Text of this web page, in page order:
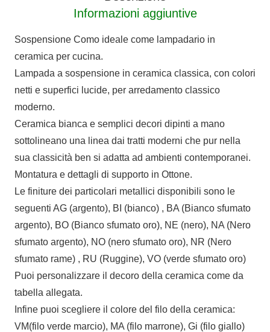
Informazioni aggiuntive
Sospensione Como ideale come lampadario in
ceramica per cucina.
Lampada a sospensione in ceramica classica, con colori
netti e superfici lucide, per arredamento classico
moderno.
Ceramica bianca e semplici decori dipinti a mano
sottolineano una linea dai tratti moderni che pur nella
sua classicità ben si adatta ad ambienti contemporanei.
Montatura e dettagli di supporto in Ottone.
Le finiture dei particolari metallici disponibili sono le
seguenti AG (argento), BI (bianco) , BA (Bianco sfumato
argento), BO (Bianco sfumato oro), NE (nero), NA (Nero
sfumato argento), NO (nero sfumato oro), NR (Nero
sfumato rame) , RU (Ruggine), VO (verde sfumato oro)
Puoi personalizzare il decoro della ceramica come da
tabella allegata.
Infine puoi scegliere il colore del filo della ceramica:
VM(filo verde marcio), MA (filo marrone), Gi (filo giallo)